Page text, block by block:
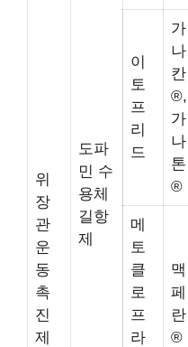
위
장
관
운
동
촉
진
제
도파
민 수
용체
길항
제
이
토
프
리
드
가
나
칸
®,
가
나
톤
®
메
토
클
로
프
라
맥
페
란
®